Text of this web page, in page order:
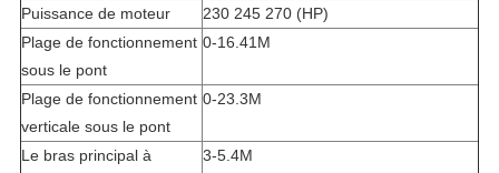
Puissance de moteur
230 245 270 (HP)
Plage de fonctionnement
sous le pont
0-16.41M
Plage de fonctionnement
verticale sous le pont
0-23.3M
Le bras principal à
3-5.4M